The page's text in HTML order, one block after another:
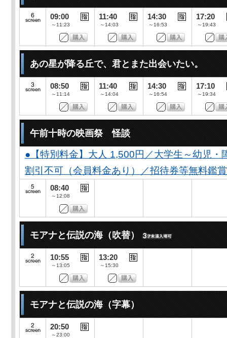
09:00
～11:23
11:40
～14:03
14:30
～16:53
17:20
～19:43
あの星が降る丘で、君とまた出会いたい。
08:50
～11:14
11:40
～14:04
14:30
～16:54
17:10
～19:34
午前十時の映画祭 怪談
●【特別料金】大人 1,500円／大学生～幼児
割引不可（会員料金あり）／招待券等無料鑑
08:40
～12:08
モアナと伝説の海（吹替）
10:55
～13:05
13:20
～15:30
モアナと伝説の海（字幕）
20:50
～23:00